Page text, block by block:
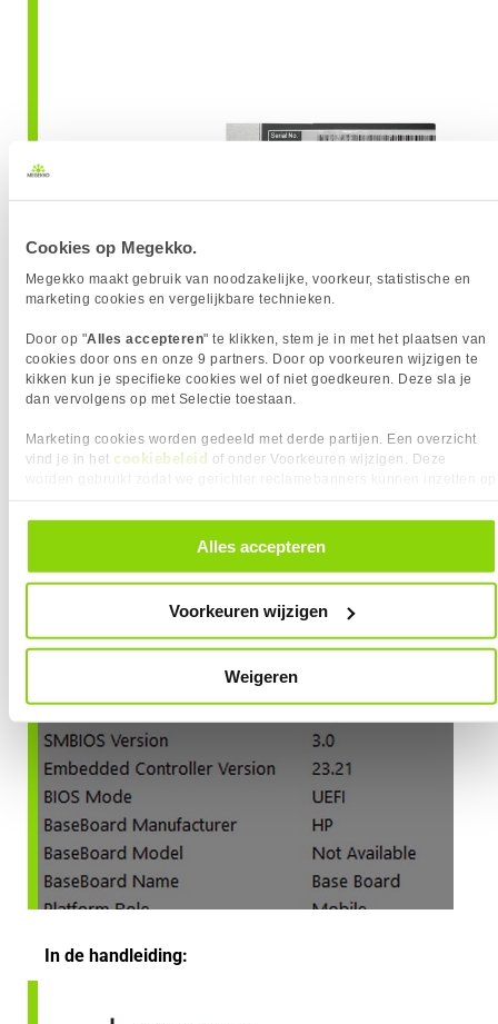
Cookies op Megekko.
Megekko maakt gebruik van noodzakelijke, voorkeur, statistische en
marketing cookies en vergelijkbare technieken.
Door op "Alles accepteren" te klikken, stem je in met het plaatsen van
cookies door ons en onze 9 partners. Door op voorkeuren wijzigen te
kikken kun je specifieke cookies wel of niet goedkeuren. Deze sla je
dan vervolgens op met Selectie toestaan.
Marketing cookies worden gedeeld met derde partijen. Een overzicht
vind je in het cookiebeleid of onder Voorkeuren wijzigen. Deze
alle cookies. Je kunt je gegeven toestemming altijd intrekken, dit doe je
door in de footer van onze website te klikken op ‘Cookievoorkeuren’
Alles accepteren
Voorkeuren wijzigen
Weigeren
In de system information:
In de handleiding: